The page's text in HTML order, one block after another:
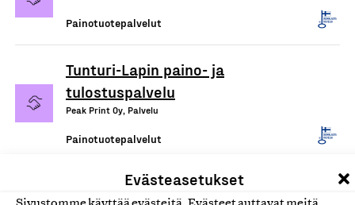
Evästeasetukset
Painotuotepalvelut
Tunturi-Lapin paino- ja
tulostuspalvelu
Peak Print Oy, Palvelu
Painotuotepalvelut
Kirjapainopalvelut